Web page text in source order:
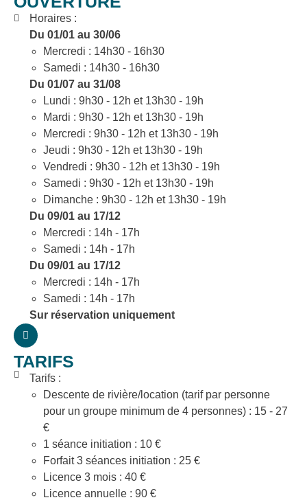
Horaires :
Du 01/01 au 30/06
Mercredi : 14h30 - 16h30
Samedi : 14h30 - 16h30
Du 01/07 au 31/08
Lundi : 9h30 - 12h et 13h30 - 19h
Mardi : 9h30 - 12h et 13h30 - 19h
Mercredi : 9h30 - 12h et 13h30 - 19h
Jeudi : 9h30 - 12h et 13h30 - 19h
Vendredi : 9h30 - 12h et 13h30 - 19h
Samedi : 9h30 - 12h et 13h30 - 19h
Dimanche : 9h30 - 12h et 13h30 - 19h
Du 09/01 au 17/12
Mercredi : 14h - 17h
Samedi : 14h - 17h
Du 09/01 au 17/12
Mercredi : 14h - 17h
Samedi : 14h - 17h
Sur réservation uniquement
TARIFS
Tarifs :
Descente de rivière/location (tarif par personne
pour un groupe minimum de 4 personnes) : 15 - 27
€
1 séance initiation : 10 €
Forfait 3 séances initiation : 25 €
Licence 3 mois : 40 €
Licence annuelle : 90 €